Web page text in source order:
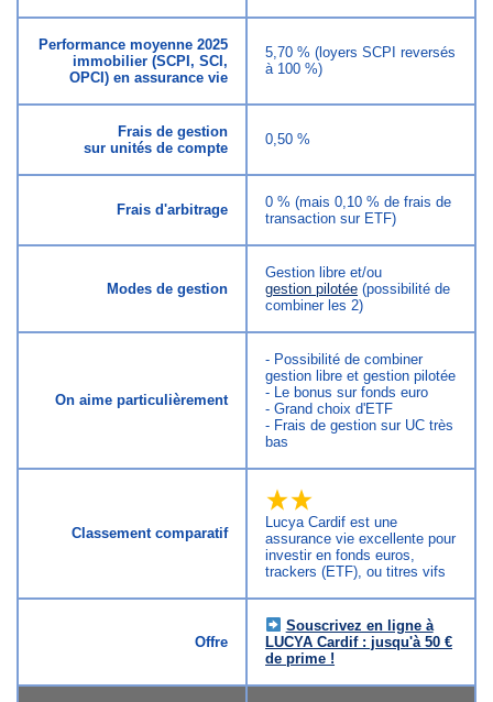
Performance moyenne 2025
immobilier (SCPI, SCI,
OPCI) en assurance vie
5,70 % (loyers SCPI reversés
à 100 %)
Frais de gestion
sur unités de compte
0,50 %
Frais d'arbitrage
0 % (mais 0,10 % de frais de
transaction sur ETF)
Modes de gestion
Gestion libre et/ou
gestion pilotée (possibilité de
combiner les 2)
On aime particulièrement
- Possibilité de combiner
gestion libre et gestion pilotée
- Le bonus sur fonds euro
- Grand choix d'ETF
- Frais de gestion sur UC très
bas
Classement comparatif
Lucya Cardif est une
assurance vie excellente pour
investir en fonds euros,
trackers (ETF), ou titres vifs
Offre
Souscrivez en ligne à
LUCYA Cardif : jusqu'à 50 €
de prime !